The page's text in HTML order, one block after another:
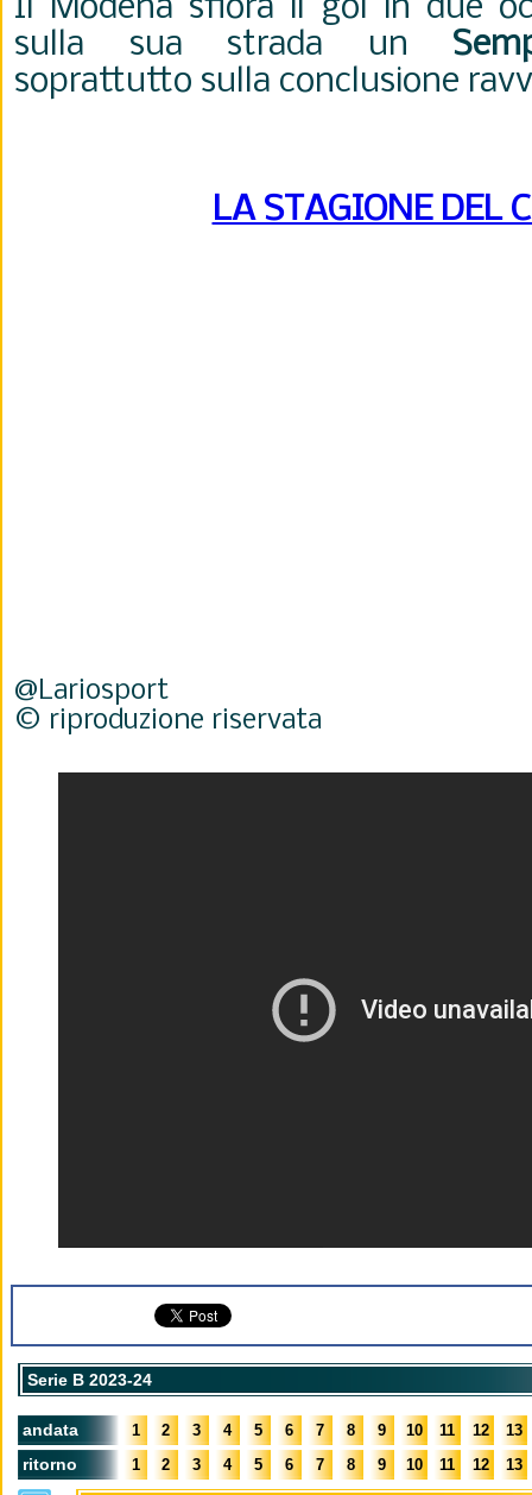
Il Modena sfiora il gol in due
sulla sua strada un
soprattutto sulla conclusione
LA STAGIONE DEL
@Lariosport
© riproduzione riservata
Serie B 2023-24
andata 1 2 3 4 5 6 7 8 9 10 11 12 13
ritorno 1 2 3 4 5 6 7 8 9 10 11 12 13